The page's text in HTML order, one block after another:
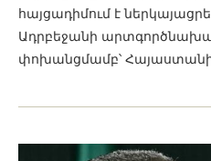
հայցադիմում է
Ադրբեջանի
փոխանցմամբ՝